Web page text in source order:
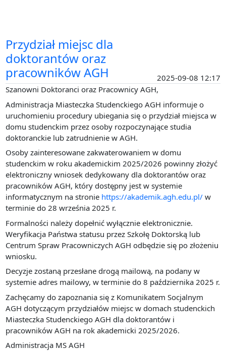
Przydział miejsc dla
doktorantów oraz
pracowników AGH
2025-09-08 12:17
Szanowni Doktoranci oraz Pracownicy AGH,
Administracja Miasteczka Studenckiego AGH informuje o
uruchomieniu procedury ubiegania się o przydział miejsca w
domu studenckim przez osoby rozpoczynające studia
doktoranckie lub zatrudnienie w AGH.
Osoby zainteresowane zakwaterowaniem w domu
studenckim w roku akademickim 2025/2026 powinny złożyć
elektroniczny wniosek dedykowany dla doktorantów oraz
pracowników AGH, który dostępny jest w systemie
informatycznym na stronie https://akademik.agh.edu.pl/ w
terminie do 28 września 2025 r.
Formalności należy dopełnić wyłącznie elektronicznie.
Weryfikacja Państwa statusu przez Szkołę Doktorską lub
Centrum Spraw Pracowniczych AGH odbędzie się po złożeniu
wniosku.
Decyzje zostaną przesłane drogą mailową, na podany w
systemie adres mailowy, w terminie do 8 października 2025 r.
Zachęcamy do zapoznania się z Komunikatem Socjalnym
AGH dotyczącym przydziałów miejsc w domach studenckich
Miasteczka Studenckiego AGH dla doktorantów i
pracowników AGH na rok akademicki 2025/2026.
Administracja MS AGH